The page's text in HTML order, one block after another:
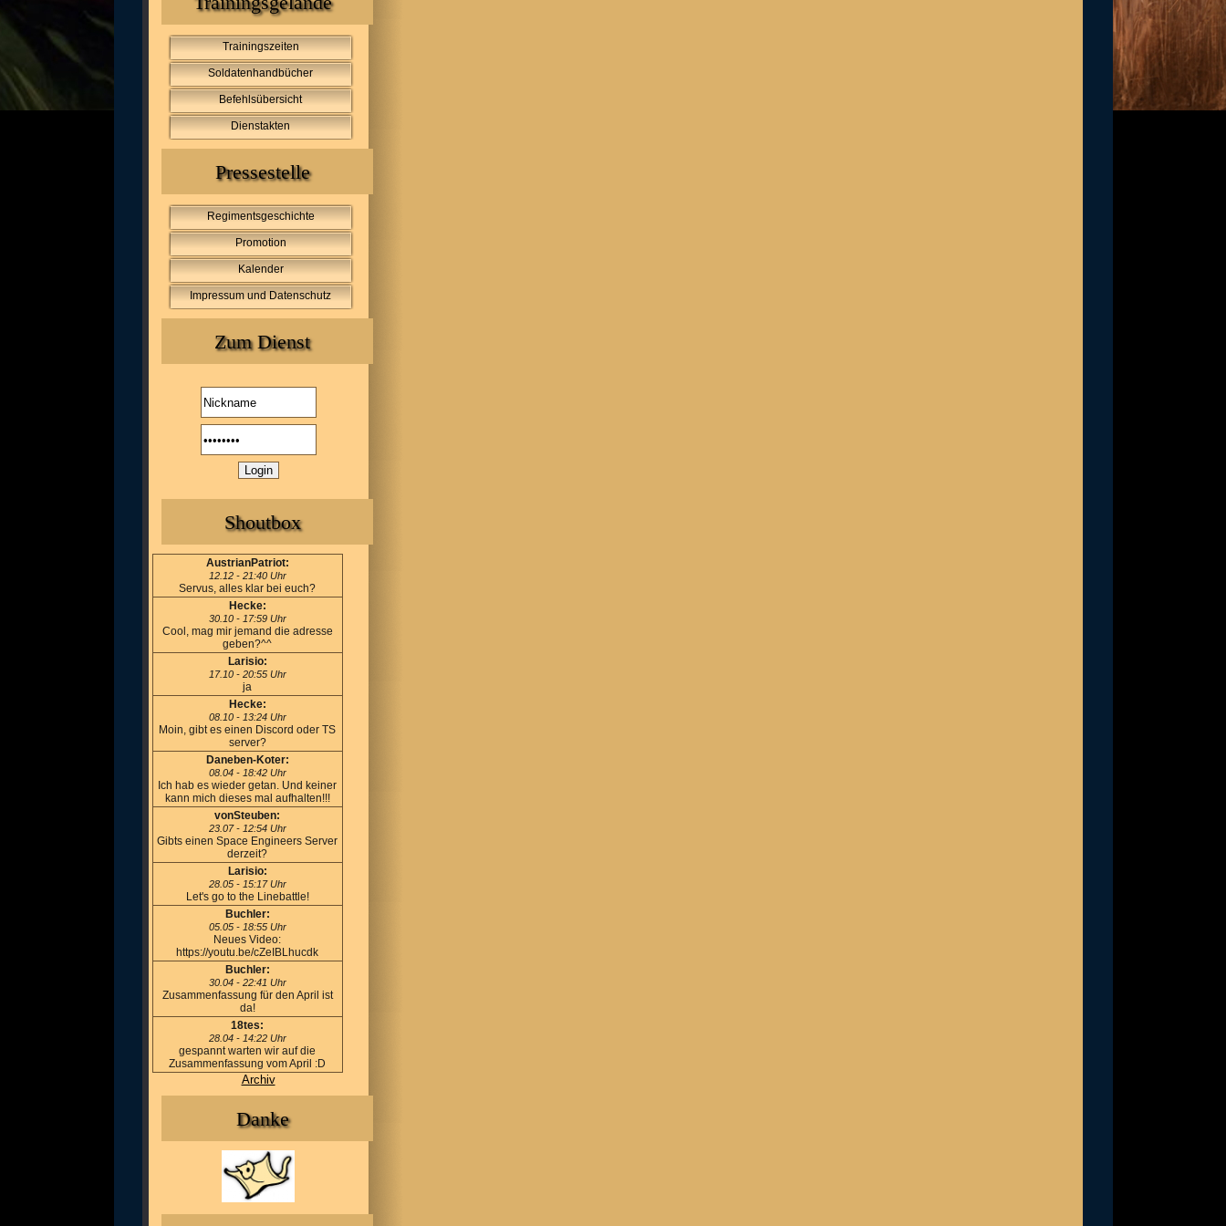
Trainingszeiten
Soldatenhandbücher
Befehlsübersicht
Dienstakten
Pressestelle
Regimentsgeschichte
Promotion
Kalender
Impressum und Datenschutz
Zum Dienst
Shoutbox
AustrianPatriot:
12.12 - 21:40 Uhr
Servus, alles klar bei euch?
Hecke:
30.10 - 17:59 Uhr
Cool, mag mir jemand die adresse
geben?^^
Larisio:
17.10 - 20:55 Uhr
ja
Hecke:
08.10 - 13:24 Uhr
Moin, gibt es einen Discord oder TS
server?
Daneben-Koter:
08.04 - 18:42 Uhr
Ich hab es wieder getan. Und keiner
kann mich dieses mal aufhalten!!!
vonSteuben:
23.07 - 12:54 Uhr
Gibts einen Space Engineers Server
derzeit?
Larisio:
28.05 - 15:17 Uhr
Let's go to the Linebattle!
Buchler:
05.05 - 18:55 Uhr
Neues Video:
https://youtu.be/cZeIBLhucdk
Buchler:
30.04 - 22:41 Uhr
Zusammenfassung für den April ist
da!
18tes:
28.04 - 14:22 Uhr
gespannt warten wir auf die
Zusammenfassung vom April :D
Archiv
Danke